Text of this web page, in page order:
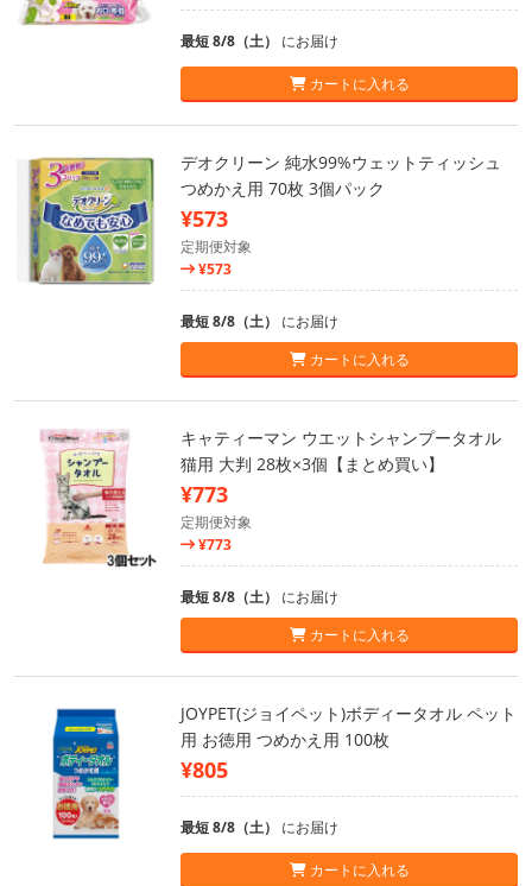
最短 8/8（土） にお届け
カートに入れる
デオクリーン 純水99%ウェットティッシュ
つめかえ用 70枚 3個パック
¥573
定期便対象
¥573
最短 8/8（土） にお届け
カートに入れる
キャティーマン ウエットシャンプータオル
猫用 大判 28枚×3個【まとめ買い】
¥773
定期便対象
¥773
最短 8/8（土） にお届け
カートに入れる
JOYPET(ジョイペット)ボディータオル ペット
用 お徳用 つめかえ用 100枚
¥805
最短 8/8（土） にお届け
カートに入れる